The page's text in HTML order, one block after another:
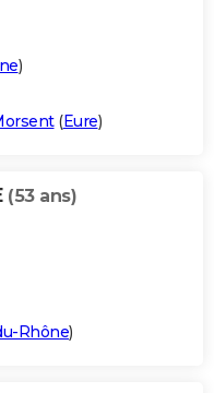
)
(Eure)
(53 ans)
Rhône)